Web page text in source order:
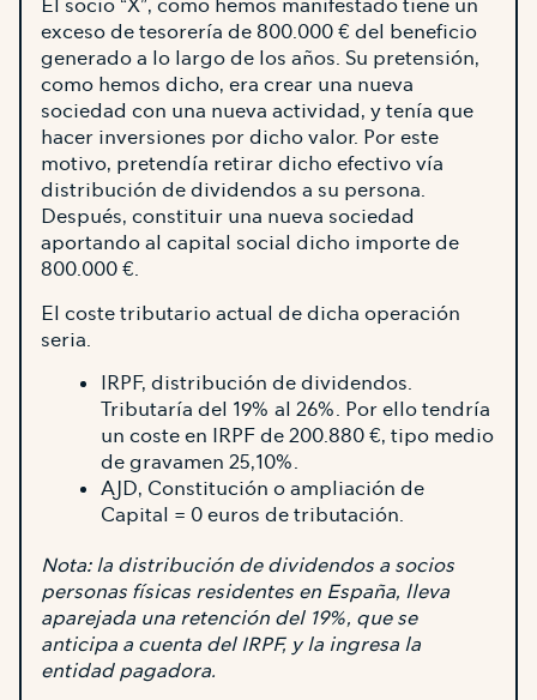
El socio “X”, como hemos manifestado tiene un
exceso de tesorería de 800.000 € del beneficio
generado a lo largo de los años. Su pretensión,
como hemos dicho, era crear una nueva
sociedad con una nueva actividad, y tenía que
hacer inversiones por dicho valor. Por este
motivo, pretendía retirar dicho efectivo vía
distribución de dividendos a su persona.
Después, constituir una nueva sociedad
aportando al capital social dicho importe de
800.000 €.
El coste tributario actual de dicha operación
seria.
IRPF, distribución de dividendos.
Tributaría del 19% al 26%. Por ello tendría
un coste en IRPF de 200.880 €, tipo medio
de gravamen 25,10%.
AJD, Constitución o ampliación de
Capital = 0 euros de tributación.
Nota: la distribución de dividendos a socios
personas físicas residentes en España, lleva
aparejada una retención del 19%, que se
anticipa a cuenta del IRPF, y la ingresa la
entidad pagadora.